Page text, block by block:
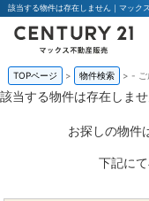
該当する物件は存在しません｜マック
TOPページ 物件検索 -
該当する物件は存在しま
お探しの物件
下記に